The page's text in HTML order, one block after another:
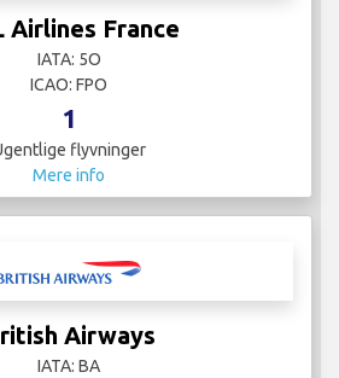
Airlines France
IATA: 5O
ICAO: FPO
1
flyvninger
Mere info
Airways
IATA: BA